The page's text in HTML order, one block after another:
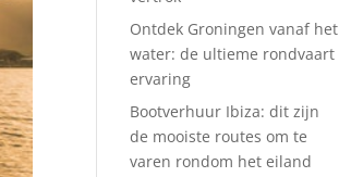
Ontdek Groningen vanaf het
water: de ultieme rondvaart
ervaring
Bootverhuur Ibiza: dit zijn
de mooiste routes om te
varen rondom het eiland